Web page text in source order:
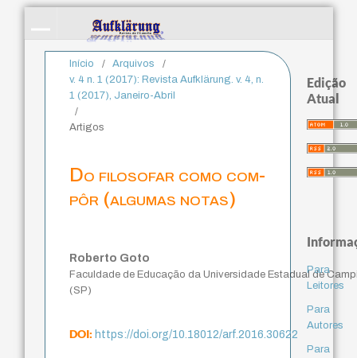
Início / Arquivos
/
v. 4 n. 1 (2017): Revista Aufklärung. v. 4, n.
1 (2017), Janeiro-Abril
/
Artigos
Do filosofar como com-
pôr (algumas notas)
Roberto Goto
Faculdade de Educação da Universidade Estadual de
(SP)
DOI:https://doi.org/10.18012/arf.2016.30622
Edição
Atual
Para
Leitores
Para
Autores
Para